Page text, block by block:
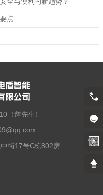
全与便利的新趋势？
点
（詹先生）
街17号C栋802房
13929568110（詹先生）